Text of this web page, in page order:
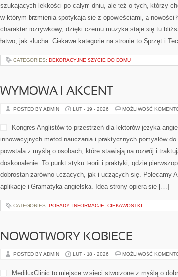
szukających lekkości po całym dniu, ale też o tych, którzy
w którym brzmienia spotykają się z opowieściami, a nowości
charakter rozrywkowy, dzięki czemu muzyka staje się tu
łatwo, jak słucha. Ciekawe kategorie na stronie to Sprzęt i
CATEGORIES: DEKORACYJNE SZYCIE DO DOMU
WYMOWA I AKCENT
POSTED BY ADMIN LUT - 19 - 2026 MOŻLIWOŚĆ
Kongres Anglistów to przestrzeń dla lektorów języka
innowacyjnych metod nauczania i praktycznych pomysłów
powstała z myślą o osobach, które stawiają na rozwój i
doskonalenie. To punkt styku teorii i praktyki, gdzie
dobrostan zarówno uczących, jak i uczących się. Polecamy
aplikacje i Gramatyka angielska. Idea strony opiera się […]
CATEGORIES: PORADY, INFORMACJE, CIEKAWOSTKI
NOWOTWORY KOBIECE
POSTED BY ADMIN LUT - 18 - 2026 MOŻLIWOŚĆ
MediluxClinic to miejsce w sieci stworzone z myślą o